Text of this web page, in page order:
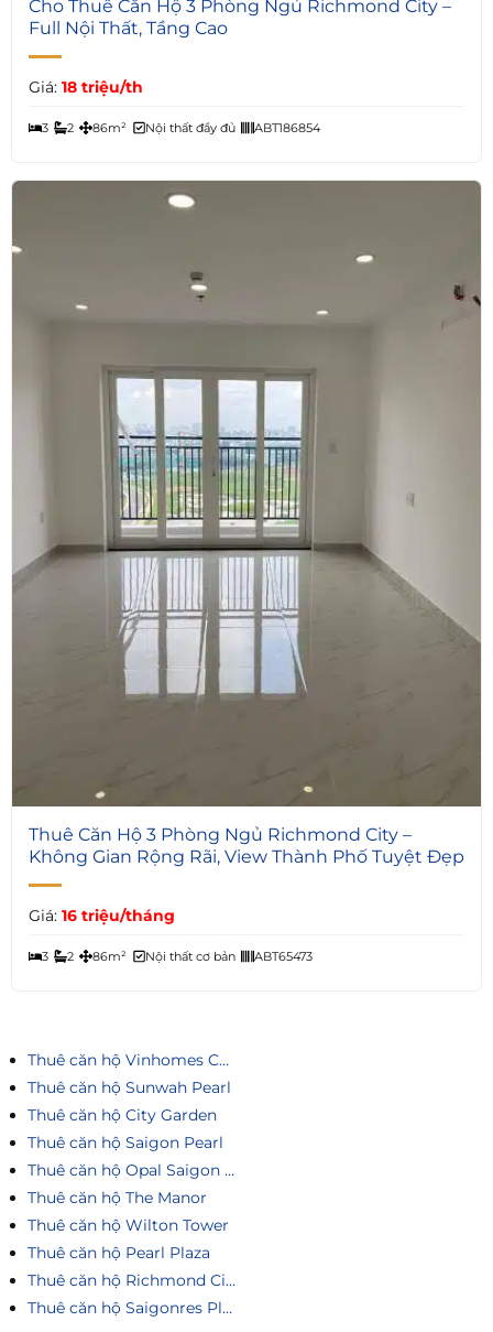
Cho Thuê Căn Hộ 3 Phòng Ngủ Richmond City –
Full Nội Thất, Tầng Cao
Giá: 18 triệu/th
3 2 86m² Nội thất đầy đủ ABT186854
6
Thuê Căn Hộ 3 Phòng Ngủ Richmond City –
Không Gian Rộng Rãi, View Thành Phố Tuyệt Đẹp
Giá: 16 triệu/tháng
3 2 86m² Nội thất cơ bản ABT65473
Thuê căn hộ Vinhomes Central Park
Thuê căn hộ Sunwah Pearl
Thuê căn hộ City Garden
Thuê căn hộ Saigon Pearl
Thuê căn hộ Opal Saigon Pearl
Thuê căn hộ The Manor
Thuê căn hộ Wilton Tower
Thuê căn hộ Pearl Plaza
Thuê căn hộ Richmond City
Thuê căn hộ Saigonres Plaza